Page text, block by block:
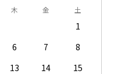
木 金 土
1
6 7
8
13 14
15